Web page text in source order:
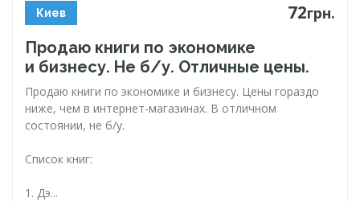
Киев 72грн.
Продаю книги по экономике
и бизнесу. Не б/у. Отличные цены.
Продаю книги по экономике и бизнесу. Цены гораздо
ниже, чем в интернет-магазинах. В отличном
состоянии, не б/у.
Список книг:
1. Дэ...